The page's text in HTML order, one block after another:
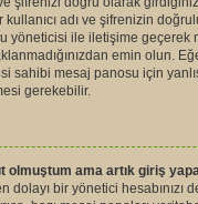
kullanıcı adı ve şifrenizin
yöneticisi ile iletişime geçerek
emin olun.
sahibi mesaj panosu için
gerekebilir.
olmuştum ama artık giriş
dolayı bir yönetici hesabınızı